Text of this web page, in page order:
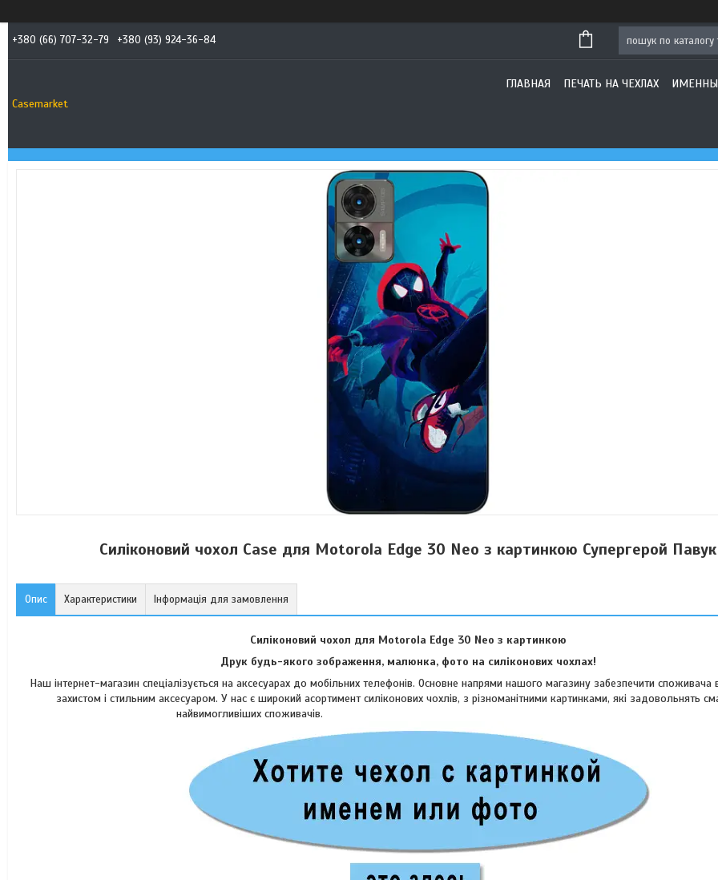
+380 (66) 707-32-79 +380 (93) 924-36-84
Casemarket
ГЛАВНАЯ ПЕЧАТЬ НА ЧЕХЛАХ
Силіконовий чохол Case для Motorola Edge 30 Neo з картинкою Супергерой Павук
Опис Характеристики Інформація для замовлення
Силіконовий чохол для Motorola Edge 30 Neo з картинкою
Друк будь-якого зображення, малюнка, фото на силіконових чохлах!
Наш інтернет-магазин спеціалізується на аксесуарах до мобільних телефонів. Основне напрями нашого магазину забезпечити споживача
захистом і стильним аксесуаром. У нас є широкий асортимент силіконових чохлів, з різноманітними картинками, які задовольнять
найвимогливіших споживачів.